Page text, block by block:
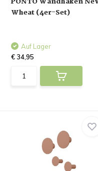
Wheat (4er-Set)
Auf Lager
€ 34,95